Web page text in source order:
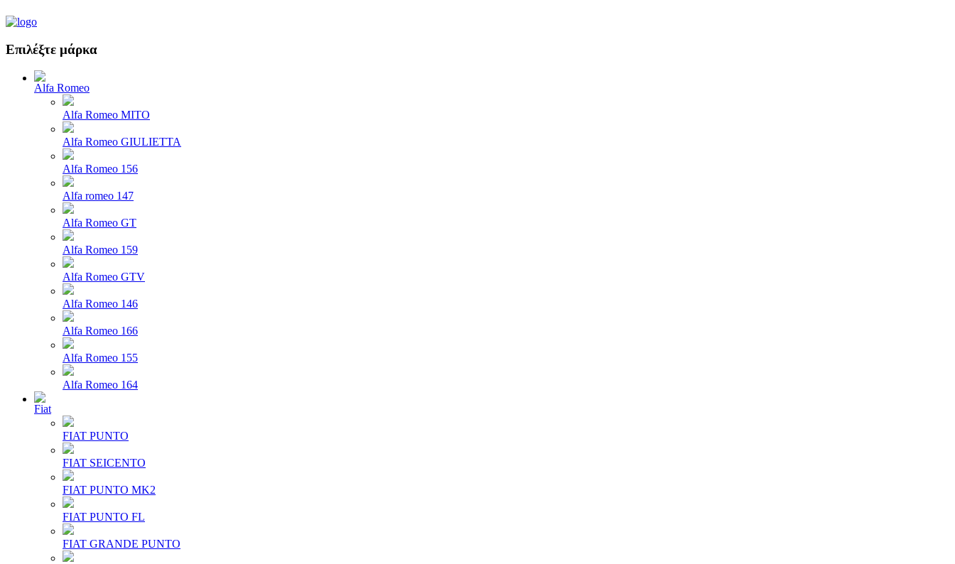
Επιλέξτε μάρκα
Alfa Romeo
Alfa Romeo MITO
Alfa Romeo GIULIETTA
Alfa Romeo 156
Alfa romeo 147
Alfa Romeo GT
Alfa Romeo 159
Alfa Romeo GTV
Alfa Romeo 146
Alfa Romeo 166
Alfa Romeo 155
Alfa Romeo 164
Fiat
FIAT PUNTO
FIAT SEICENTO
FIAT PUNTO MK2
FIAT PUNTO FL
FIAT GRANDE PUNTO